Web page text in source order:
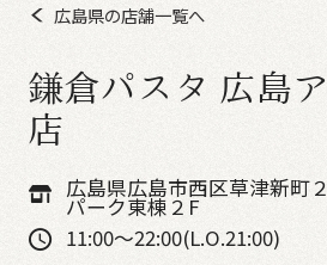
広島県の店舗一覧へ
鎌倉パスタ 広島
店
広島県広島市西区草津新町
パーク東棟２F
11:00～22:00(L.O.21:00)